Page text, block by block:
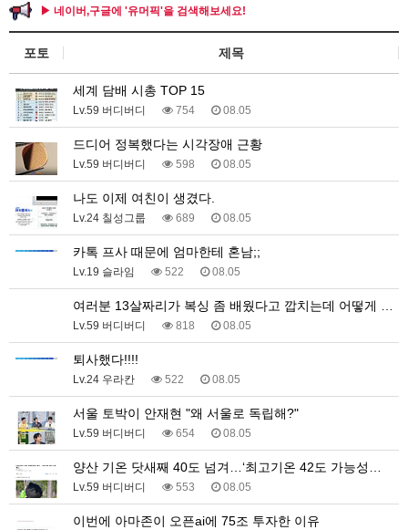
▶ 네이버,구글에 '유머픽'을 검색해보세요!
포토 제목
세계 담배 시총 TOP 15
Lv.59 버디버디 754 08.05
드디어 정복했다는 시각장애 근황
Lv.59 버디버디 598 08.05
나도 이제 여친이 생겼다.
Lv.24 칠성그룹 689 08.05
카톡 프사 때문에 엄마한테 혼남;;
Lv.19 슬라임 522 08.05
여러분 13살짜리가 복싱 좀 배웠다고 깝치는데 어떻게 …
Lv.59 버디버디 818 08.05
퇴사했다!!!!
Lv.24 우라칸 522 08.05
서울 토박이 안재현 "왜 서울로 독립해?"
Lv.59 버디버디 654 08.05
양산 기온 닷새째 40도 넘겨…‘최고기온 42도 가능성…
Lv.59 버디버디 553 08.05
이번에 아마존이 오픈ai에 75조 투자한 이유